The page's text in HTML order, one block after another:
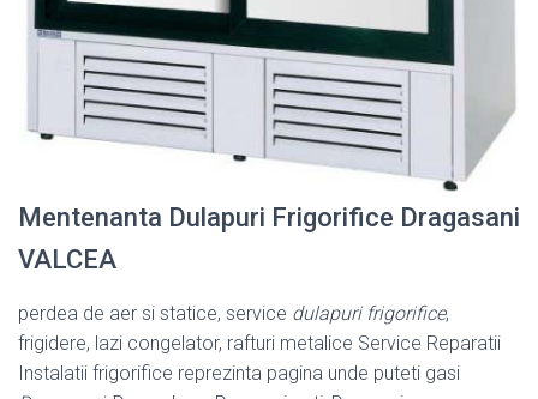
Mentenanta Dulapuri Frigorifice Dragasani
VALCEA
perdea de aer si statice, service dulapuri frigorifice,
frigidere, lazi congelator, rafturi metalice Service Reparatii
Instalatii frigorifice reprezinta pagina unde puteti gasi